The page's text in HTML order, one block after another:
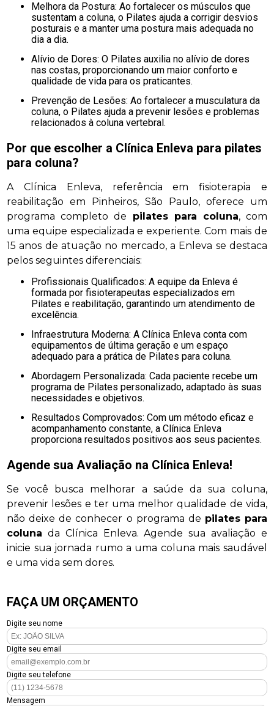
Melhora da Postura: Ao fortalecer os músculos que
sustentam a coluna, o Pilates ajuda a corrigir desvios
posturais e a manter uma postura mais adequada no
dia a dia.
Alívio de Dores: O Pilates auxilia no alívio de dores
nas costas, proporcionando um maior conforto e
qualidade de vida para os praticantes.
Prevenção de Lesões: Ao fortalecer a musculatura da
coluna, o Pilates ajuda a prevenir lesões e problemas
relacionados à coluna vertebral.
Por que escolher a Clínica Enleva para pilates
para coluna?
A Clínica Enleva, referência em fisioterapia e
reabilitação em Pinheiros, São Paulo, oferece um
programa completo de pilates para coluna, com
uma equipe especializada e experiente. Com mais de
15 anos de atuação no mercado, a Enleva se destaca
pelos seguintes diferenciais:
Profissionais Qualificados: A equipe da Enleva é
formada por fisioterapeutas especializados em
Pilates e reabilitação, garantindo um atendimento de
excelência.
Infraestrutura Moderna: A Clínica Enleva conta com
equipamentos de última geração e um espaço
adequado para a prática de Pilates para coluna.
Abordagem Personalizada: Cada paciente recebe um
programa de Pilates personalizado, adaptado às suas
necessidades e objetivos.
Resultados Comprovados: Com um método eficaz e
acompanhamento constante, a Clínica Enleva
proporciona resultados positivos aos seus pacientes.
Agende sua Avaliação na Clínica Enleva!
Se você busca melhorar a saúde da sua coluna,
prevenir lesões e ter uma melhor qualidade de vida,
não deixe de conhecer o programa de pilates para
coluna da Clínica Enleva. Agende sua avaliação e
inicie sua jornada rumo a uma coluna mais saudável
e uma vida sem dores.
FAÇA UM ORÇAMENTO
Digite seu nome
Digite seu email
Digite seu telefone
Mensagem